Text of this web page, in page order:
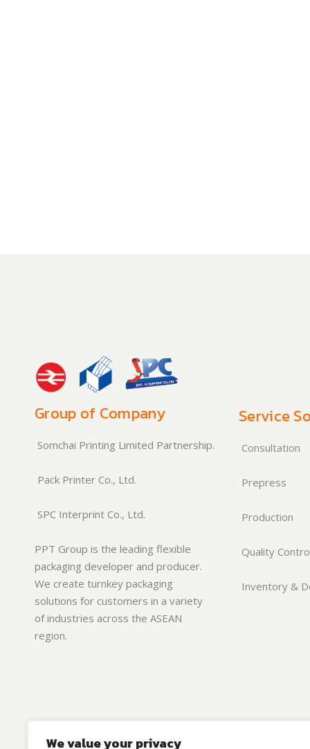
We value your privacy
Group of Company
Somchai Printing Limited Partnership.
Pack Printer Co., Ltd.
SPC Interprint Co., Ltd.
PPT Group is the leading flexible
packaging developer and producer.
We create turnkey packaging
solutions for customers in a variety
of industries across the ASEAN
region.
Service
Consultation
Prepress
Production
Quality
Inventory &